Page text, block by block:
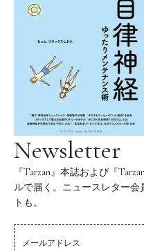
Newsletter
『Tarzan』本誌および『
ルで届く。ニュースレター
トも。